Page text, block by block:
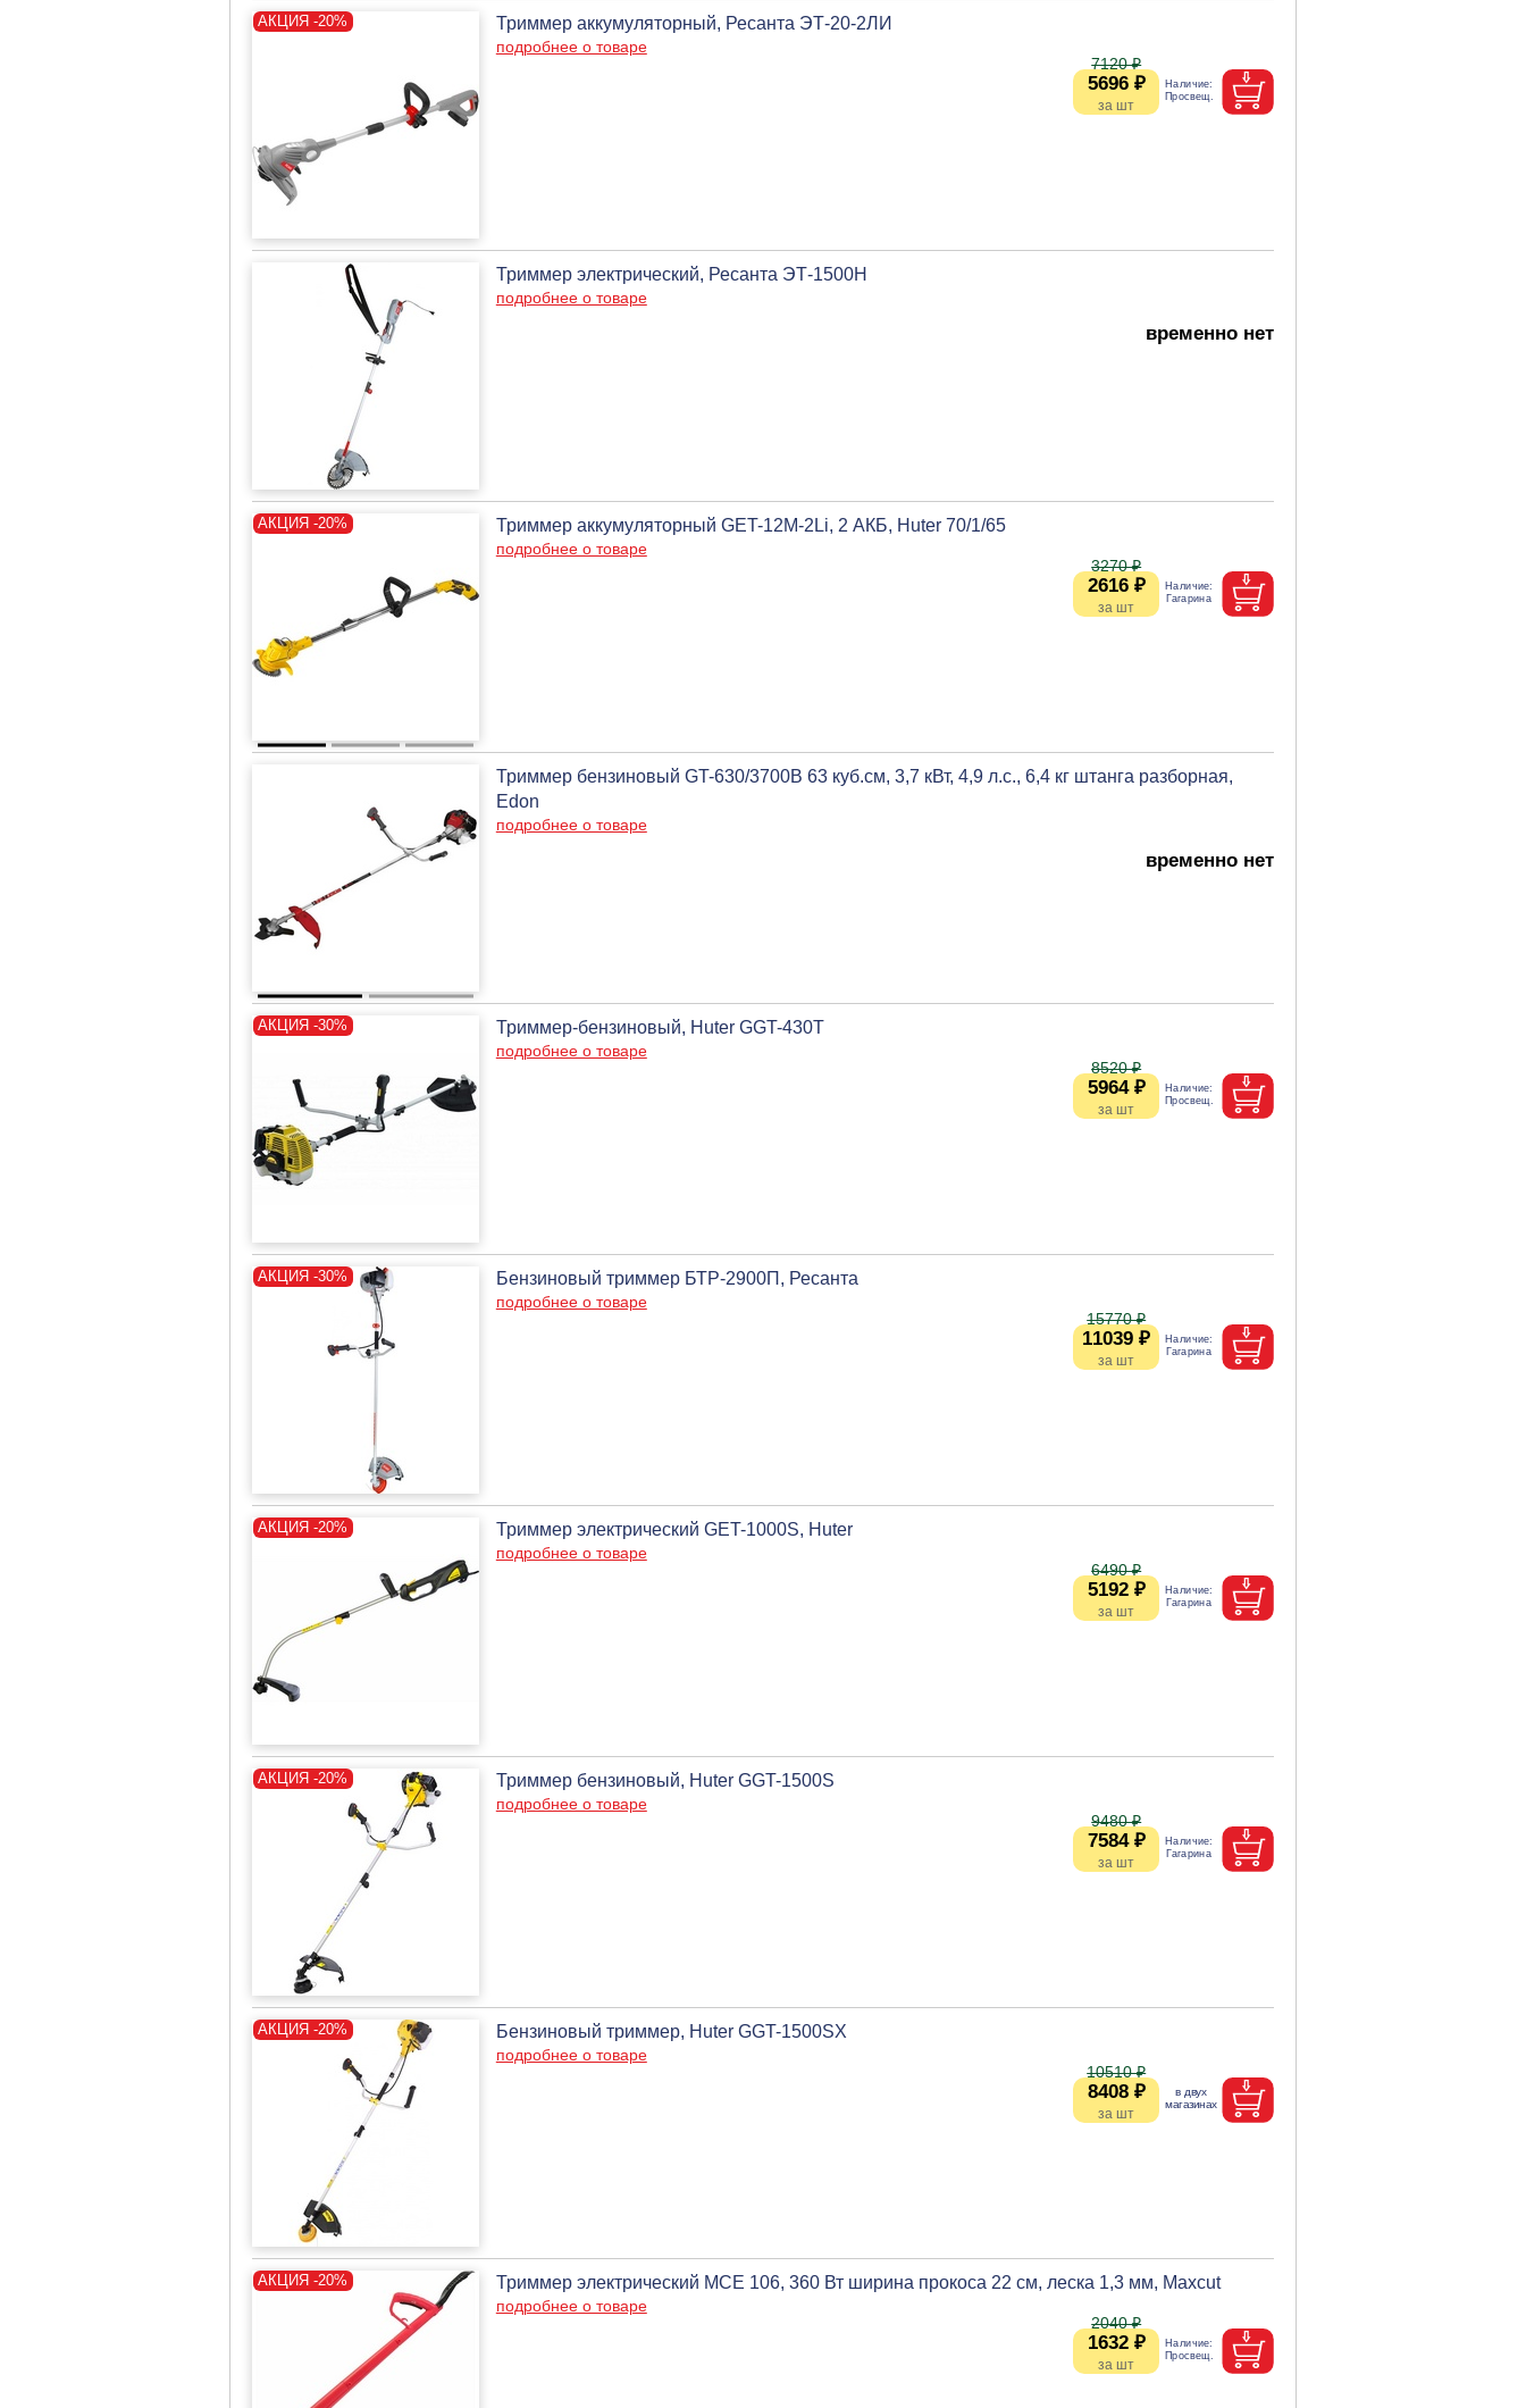
Триммер аккумуляторный, Ресанта ЭТ-20-2ЛИ
подробнее о товаре
5696 ₽
7120 ₽
Триммер электрический, Ресанта ЭТ-1500Н
подробнее о товаре
временно нет
Триммер аккумуляторный GET-12M-2Li, 2 АКБ, Huter 70/1/65
подробнее о товаре
2616 ₽
3270 ₽
Триммер бензиновый GT-630/3700B 63 куб.см, 3,7 кВт, 4,9 л.с., 6,4 кг штанга разборная,
Edon
подробнее о товаре
временно нет
Триммер-бензиновый, Huter GGT-430T
подробнее о товаре
5964 ₽
8520 ₽
Бензиновый триммер БТР-2900П, Ресанта
подробнее о товаре
11039 ₽
15770 ₽
Триммер электрический GET-1000S, Huter
подробнее о товаре
5192 ₽
6490 ₽
Триммер бензиновый, Huter GGT-1500S
подробнее о товаре
7584 ₽
9480 ₽
Бензиновый триммер, Huter GGT-1500SX
подробнее о товаре
8408 ₽
10510 ₽
Триммер электрический MCE 106, 360 Вт ширина прокоса 22 см, леска 1,3 мм, Maxcut
подробнее о товаре
1632 ₽
2040 ₽